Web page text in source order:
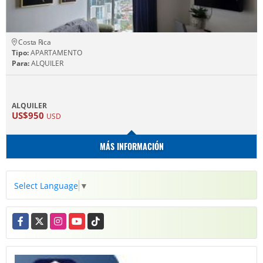
Costa Rica
Tipo:APARTAMENTO
Para:ALQUILER
ALQUILER
US$950 USD
MÁS INFORMACIÓN
Select Language ▼
Facebook
X InstagramYouTubeTikTok